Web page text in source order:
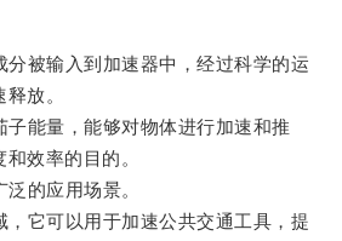
被输入到加速器中，经过科学的运
放。
能量，能够对物体进行加速和推
效率的目的。
的应用场景。
它可以用于加速公共交通工具，提